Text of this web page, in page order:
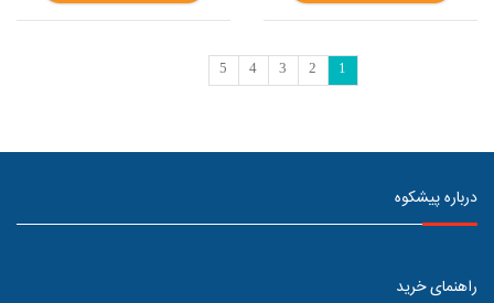
1
2
3
4
5
درباره پیشکوه
راهنمای خرید